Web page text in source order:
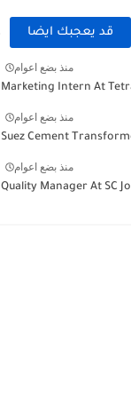
قد يعجبك ايضا
منذ بضع اعوام
Marketing Intern At
منذ بضع اعوام
Suez Cement
منذ بضع اعوام
Quality Manager At SC